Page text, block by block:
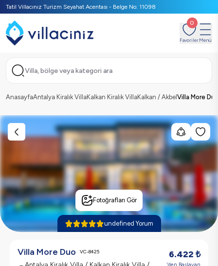
Tatil Villacınız Turizm Seyahat Acentası - Belge No: 11098
0
FavorilerMenü
Villa, bölge veya kategori ara
AnasayfaAntalya Kiralık VillaKalkan Kiralık VillaKalkan / Akbel Villa More Duo
Fotoğrafları Gör
undefined Yorum
Villa More Duo VC-8425 6.422 ₺